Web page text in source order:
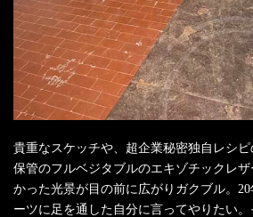
貴重なスケッチや、超企業秘密独自レシ
保管のフルベジタブルのエキゾチックレ
かった光景が目の前に広がりガクブル。
ーツに足を通した自分に言ってやりたい